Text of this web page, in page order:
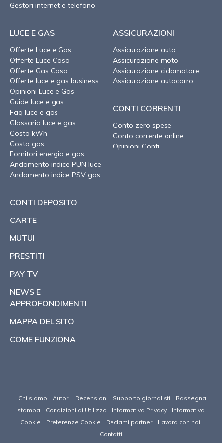
Gestori internet e telefono
LUCE E GAS
Offerte Luce e Gas
Offerte Luce Casa
Offerte Gas Casa
Offerte luce e gas business
Opinioni Luce e Gas
Guide luce e gas
Faq luce e gas
Glossario luce e gas
Costo kWh
Costo gas
Fornitori energia e gas
Andamento indice PUN luce
Andamento indice PSV gas
ASSICURAZIONI
Assicurazione auto
Assicurazione moto
Assicurazione ciclomotore
Assicurazione autocarro
CONTI CORRENTI
Conto zero spese
Conto corrente online
Opinioni Conti
CONTI DEPOSITO
CARTE
MUTUI
PRESTITI
PAY TV
NEWS E
APPROFONDIMENTI
MAPPA DEL SITO
COME FUNZIONA
Chi siamo Autori Recensioni Supporto giornalisti
Rassegna
stampa
Condizioni di Utilizzo Informativa Privacy
Informativa
Cookie
Preferenze Cookie Reclami partner
Lavora con noi
Contatti